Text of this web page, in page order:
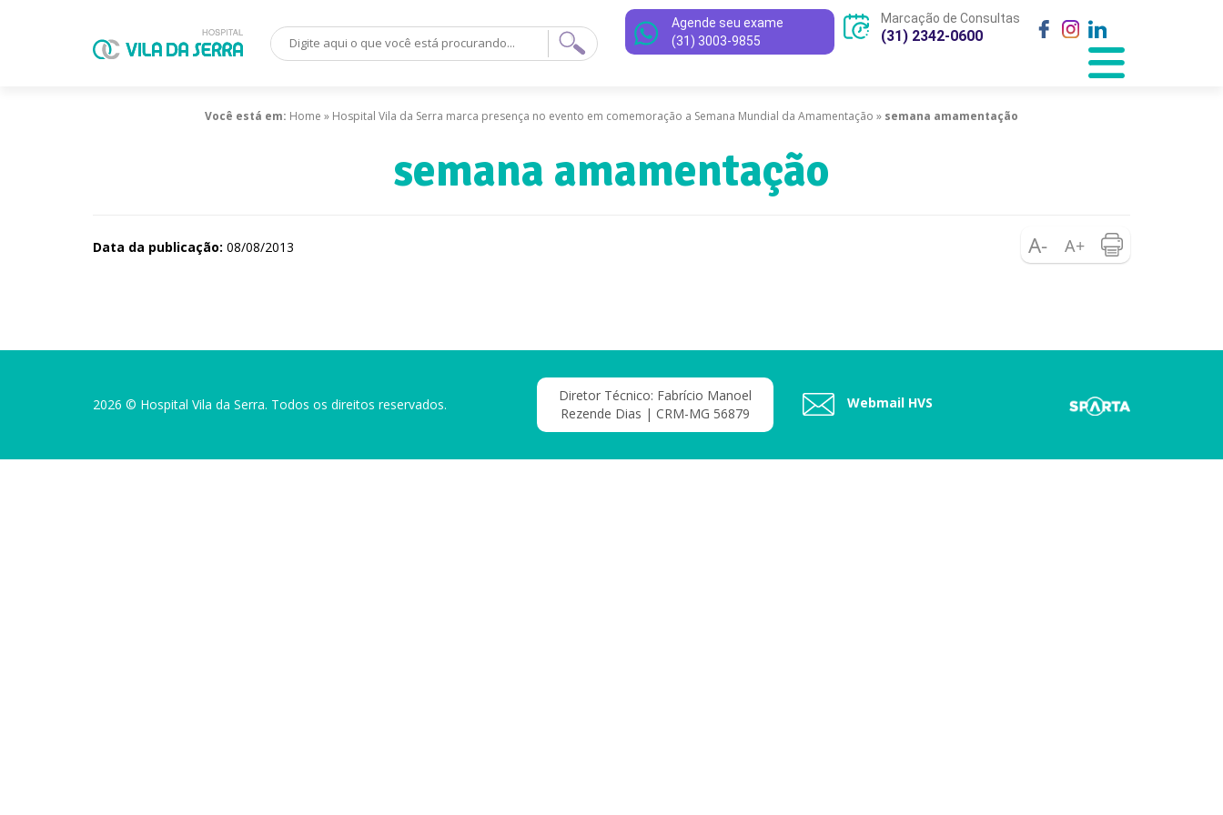
Agende seu exame
(31) 3003-9855
Marcação de Consultas
(31) 2342-0600
Você está em: Home » Hospital Vila da Serra marca presença no evento em comemoração a Semana Mundial da Amamentação » semana amamentação
semana amamentação
Data da publicação: 08/08/2013
2026 © Hospital Vila da Serra. Todos os direitos reservados.
Diretor Técnico: Fabrício Manoel
Rezende Dias | CRM-MG 56879
Webmail HVS